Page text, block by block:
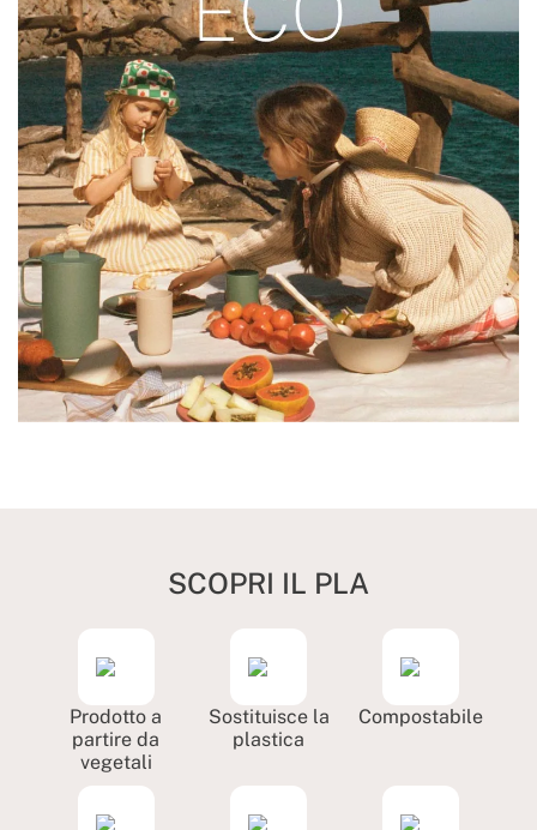
SCOPRI IL PLA
Prodotto a
partire da
vegetali
Sostituisce la
plastica
Compostabile